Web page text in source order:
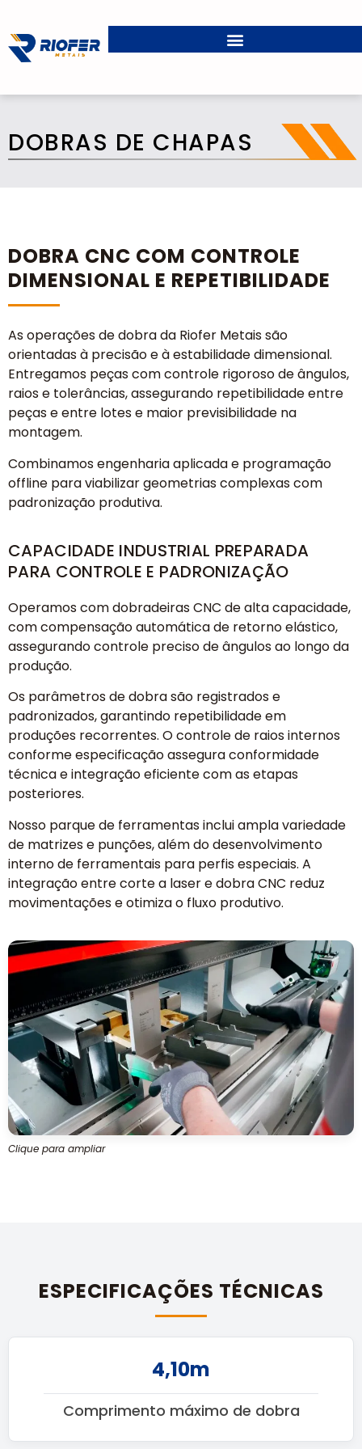
DOBRAS DE CHAPAS
DOBRA CNC COM CONTROLE
DIMENSIONAL E REPETIBILIDADE
As operações de dobra da Riofer Metais são
orientadas à precisão e à estabilidade dimensional.
Entregamos peças com controle rigoroso de ângulos,
raios e tolerâncias, assegurando repetibilidade entre
peças e entre lotes e maior previsibilidade na
montagem.
Combinamos engenharia aplicada e programação
offline para viabilizar geometrias complexas com
padronização produtiva.
CAPACIDADE INDUSTRIAL PREPARADA
PARA CONTROLE E PADRONIZAÇÃO
Operamos com dobradeiras CNC de alta capacidade,
com compensação automática de retorno elástico,
assegurando controle preciso de ângulos ao longo da
produção.
Os parâmetros de dobra são registrados e
padronizados, garantindo repetibilidade em
produções recorrentes. O controle de raios internos
conforme especificação assegura conformidade
técnica e integração eficiente com as etapas
posteriores.
Nosso parque de ferramentas inclui ampla variedade
de matrizes e punções, além do desenvolvimento
interno de ferramentais para perfis especiais. A
integração entre corte a laser e dobra CNC reduz
movimentações e otimiza o fluxo produtivo.
Clique para ampliar
ESPECIFICAÇÕES TÉCNICAS
4,10m
Comprimento máximo de dobra